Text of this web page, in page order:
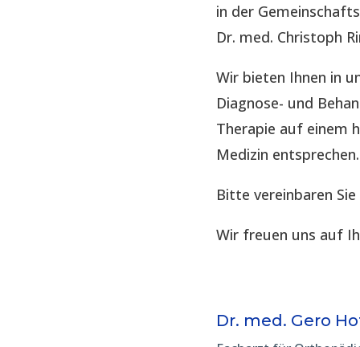
in der
Dr. med. Christoph
Wir bieten Ihnen in
Diagnose- und
Therapie auf einem
Medizin entsprechen.
Bitte vereinbaren
Wir freuen uns auf
Dr. med. Gero